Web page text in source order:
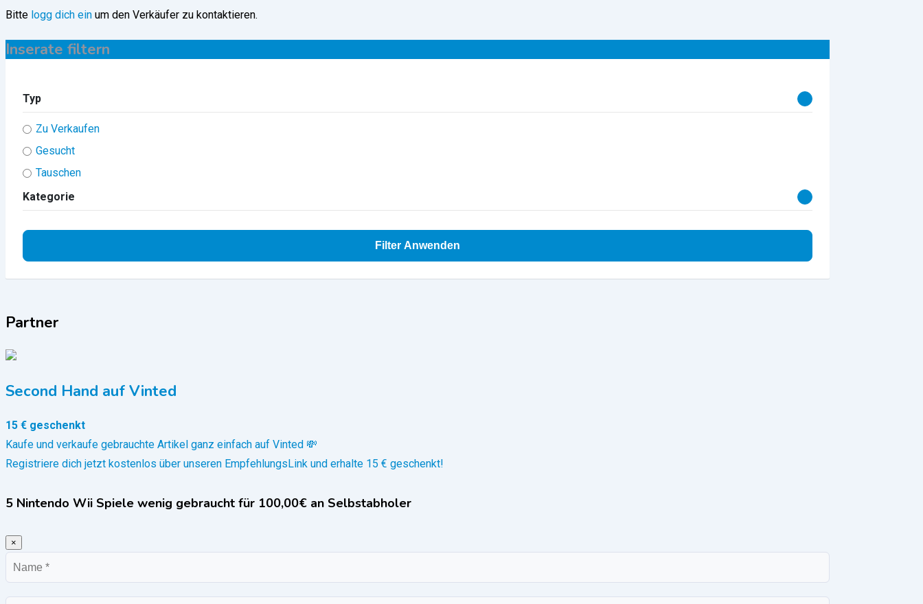
Bitte logg dich ein um den Verkäufer zu kontaktieren.
Inserate filtern
Typ
Zu Verkaufen
Gesucht
Tauschen
Kategorie
Filter Anwenden
Partner
Second Hand auf Vinted
15 € geschenkt
Kaufe und verkaufe gebrauchte Artikel ganz einfach auf Vinted 💸
Registriere dich jetzt kostenlos über unseren EmpfehlungsLink und erhalte 15 € geschenkt!
5 Nintendo Wii Spiele wenig gebraucht für 100,00€ an Selbstabholer
×
Name